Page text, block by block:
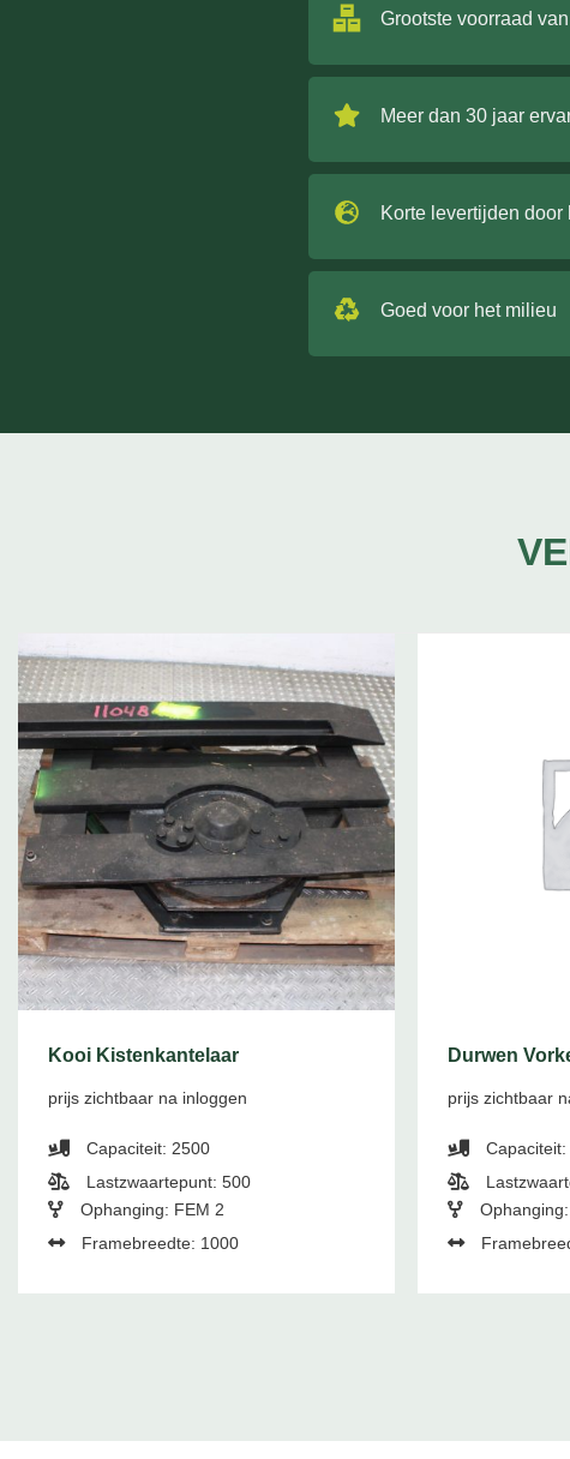
Grootste voorraad
Meer dan 30 jaar
Korte levertijden door
Goed voor het milieu
Kooi Kistenkantelaar
prijs zichtbaar na inloggen
Capaciteit: 2500
Lastzwaartepunt: 500
Ophanging: FEM 2
Framebreedte: 1000
Durwen
prijs zichtbaar